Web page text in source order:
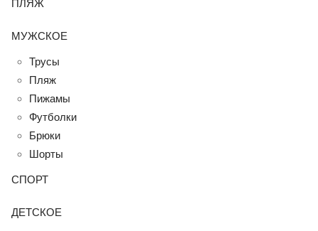
ПЛЯЖ
МУЖСКОЕ
Трусы
Пляж
Пижамы
Футболки
Брюки
Шорты
СПОРТ
ДЕТСКОЕ